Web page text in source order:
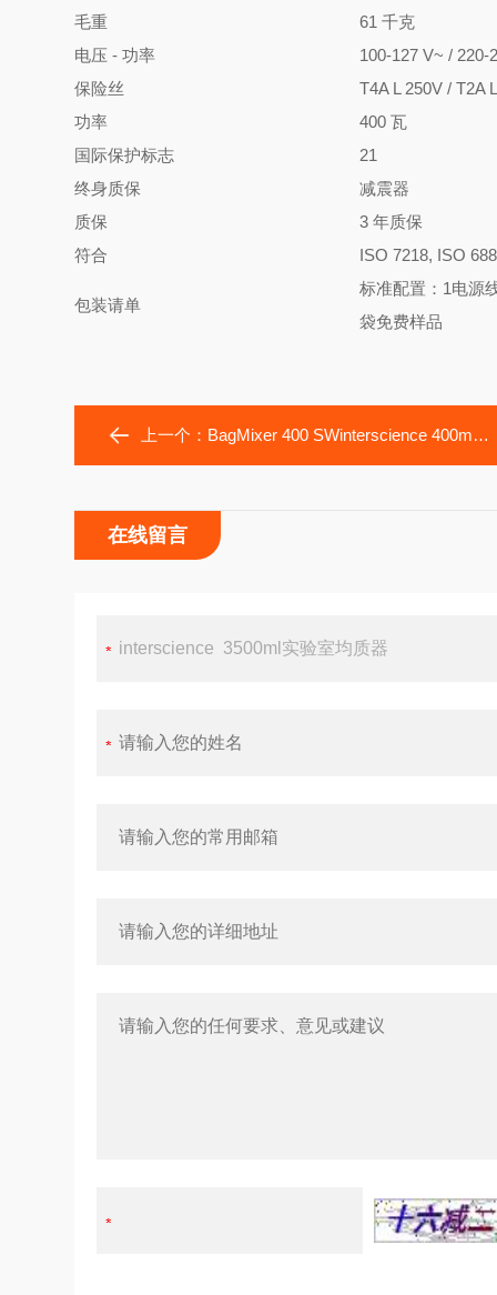
毛重
61 千克
电压 - 功率
100-127 V~ / 220-
保险丝
T4A L 250V / T2A
功率
400 瓦
国际保护标志
21
终身质保
减震器
质保
3 年质保
符合
ISO 7218, ISO
包装请单
标准配置：1电源
袋免费样品
上一个： BagMixer 400 SWinterscience 400ml实验室均质器
在线留言